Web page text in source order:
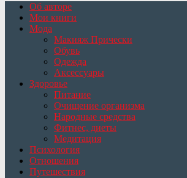
Об авторе
Мои книги
Мода
Макияж Прически
Обувь
Одежда
Аксессуары
Здоровье
Питание
Очищение организма
Народные средства
Фитнес, диеты
Медитация
Психология
Отношения
Путешествия